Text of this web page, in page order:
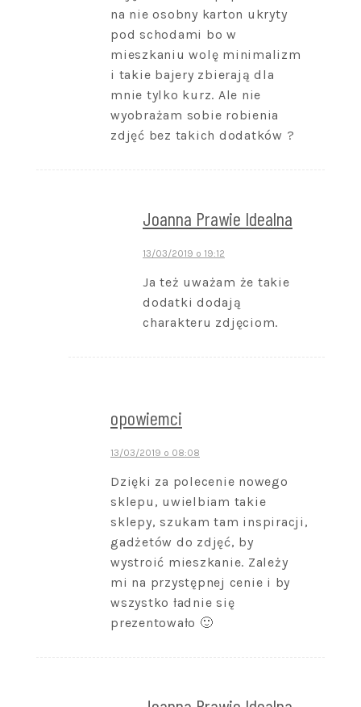
na nie osobny karton ukryty
pod schodami bo w
mieszkaniu wolę minimalizm
i takie bajery zbierają dla
mnie tylko kurz. Ale nie
wyobrażam sobie robienia
zdjęć bez takich dodatków ?
Joanna Prawie Idealna
13/03/2019 o 19:12
Ja też uważam że takie
dodatki dodają
charakteru zdjęciom.
opowiemci
13/03/2019 o 08:08
Dzięki za polecenie nowego
sklepu, uwielbiam takie
sklepy, szukam tam inspiracji,
gadżetów do zdjęć, by
wystroić mieszkanie. Zależy
mi na przystępnej cenie i by
wszystko ładnie się
prezentowało 🙂